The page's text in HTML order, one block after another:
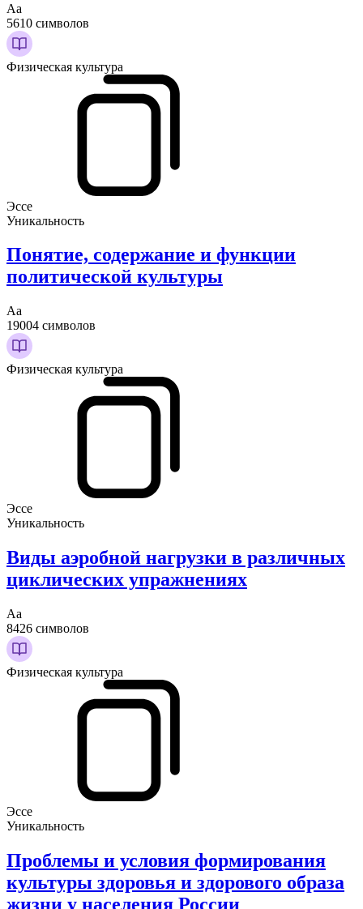
Аа
5610 символов
Физическая культура
Эссе
Уникальность
Понятие, содержание и функции
политической культуры
Аа
19004 символов
Физическая культура
Эссе
Уникальность
Виды аэробной нагрузки в различных
циклических упражнениях
Аа
8426 символов
Физическая культура
Эссе
Уникальность
Проблемы и условия формирования
культуры здоровья и здорового образа
жизни у населения России